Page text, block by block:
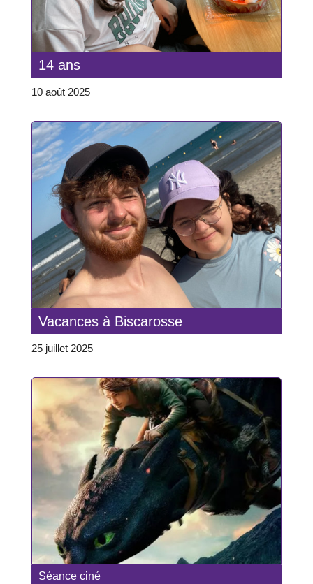
14 ans
10 août 2025
Vacances à Biscarosse
25 juillet 2025
Séance ciné